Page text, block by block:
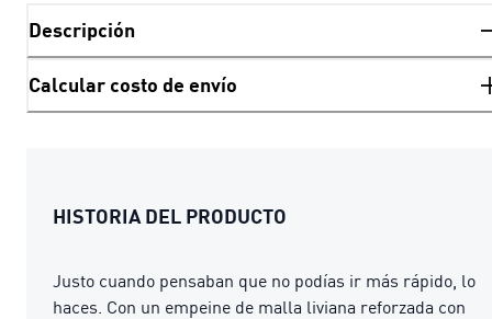
Descripción
Calcular costo de envío
HISTORIA DEL PRODUCTO
Justo cuando pensaban que no podías ir más rápido, lo
haces. Con un empeine de malla liviana reforzada con